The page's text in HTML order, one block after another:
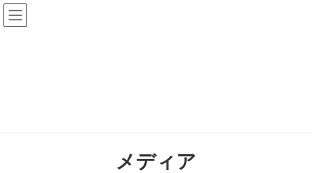
コ
ン
テ
ナ
ビ
ゲ
メディア